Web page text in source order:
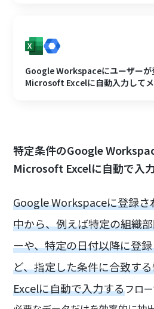
Google Workspaceにユーザーが
Microsoft Excelに自動入力して
特定条件のGoogle
Microsoft Excelに自動で入
Google Workspaceに登録さ
中から、例えば特定の組織
ーや、特定の日付以降に登
ど、指定した条件に合致す
Excelに自動で入力するフロー